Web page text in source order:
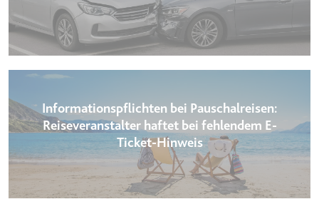
Informationspflichten bei Pauschalreisen:
Reiseveranstalter haftet bei fehlendem E-
Ticket-Hinweis